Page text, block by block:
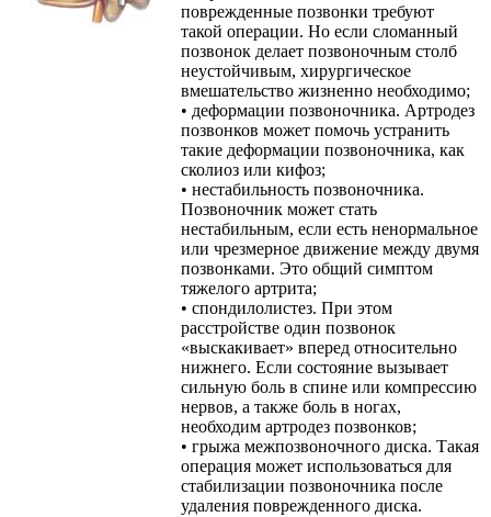
поврежденные позвонки требуют
такой операции. Но если сломанный
позвонок делает позвоночным столб
неустойчивым, хирургическое
вмешательство жизненно необходимо;
• деформации позвоночника. Артродез
позвонков может помочь устранить
такие деформации позвоночника, как
сколиоз или кифоз;
• нестабильность позвоночника.
Позвоночник может стать
нестабильным, если есть ненормальное
или чрезмерное движение между двумя
позвонками. Это общий симптом
тяжелого артрита;
• спондилолистез. При этом
расстройстве один позвонок
«выскакивает» вперед относительно
нижнего. Если состояние вызывает
сильную боль в спине или компрессию
нервов, а также боль в ногах,
необходим артродез позвонков;
• грыжа межпозвоночного диска. Такая
операция может использоваться для
стабилизации позвоночника после
удаления поврежденного диска.